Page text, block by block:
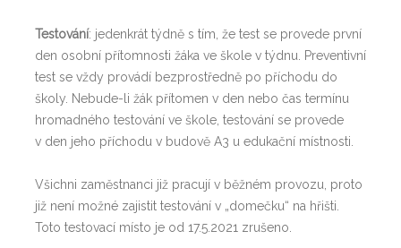
Testování: jedenkrát týdně s tím, že test se provede první
den osobní přítomnosti žáka ve škole v týdnu. Preventivní
test se vždy provádí bezprostředně po příchodu do
školy. Nebude-li žák přítomen v den nebo čas termínu
hromadného testování ve škole, testování se provede
v den jeho příchodu v budově A3 u edukační místnosti.
Všichni zaměstnanci již pracují v běžném provozu, proto
již není možné zajistit testování v „domečku“ na hřišti.
Toto testovací místo je od 17.5.2021 zrušeno.